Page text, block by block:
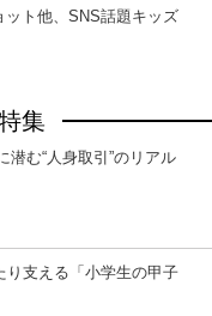
ト他、SNS話題キッズ
集
潜む“人身取引”のリアル
り支える「小学生の甲子